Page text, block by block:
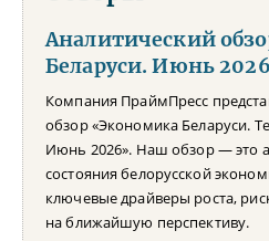
Аналитический
Беларуси. Июнь 2026
Компания ПраймПресс
обзор «Экономика Беларуси.
Июнь 2026». Наш обзор — это
состояния белорусской
ключевые драйверы роста,
на ближайшую перспективу.